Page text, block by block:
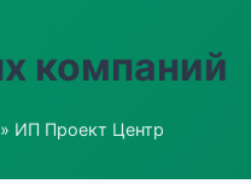
компаний
» ИП Проект Центр